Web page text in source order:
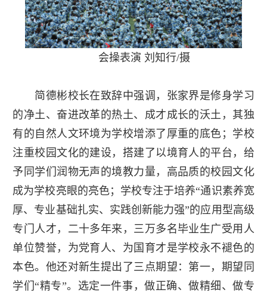
会操表演 刘知行/摄
简德彬校长在致辞中强调，张家界是修身学习
的净土、奋进改革的热土、成才成长的沃土，其独
有的自然人文环境为学校增添了厚重的底色；学校
注重校园文化的建设，搭建了以境育人的平台，给
予同学们润物无声的境教力量，高品质的校园文化
成为学校亮眼的亮色；学校专注于培养“通识素养宽
厚、专业基础扎实、实践创新能力强”的应用型高级
专门人才，二十多年来，三万多名毕业生广受用人
单位赞誉，为党育人、为国育才是学校永不褪色的
本色。他还对新生提出了三点期望：第一，期望同
学们“精专”。选定一件事，做正确、做精细、做专